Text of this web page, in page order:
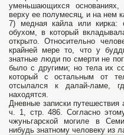
уменьшающихся
верху ее полумесяц, и на нем
7) медная кайла или кирка:
обухом, в который
открыто. Относительно
крайней мере то, что у
знатные люди по смерти не
было с другими; но тела их
который с остальным от
отсылался к далай-ламе,
находятся.
Дневные записки путешествия
ч. 1, стр. 486. Согласно
чжуньгарской могиле в
нибудь знатному человеку из